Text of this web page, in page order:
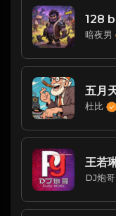
暗夜男
杜比
DJ炮哥